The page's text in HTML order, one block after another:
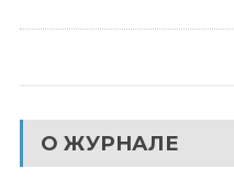
О ЖУРНАЛЕ